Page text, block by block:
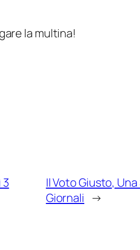
la multina!
Il Voto Giusto,
Giornali →